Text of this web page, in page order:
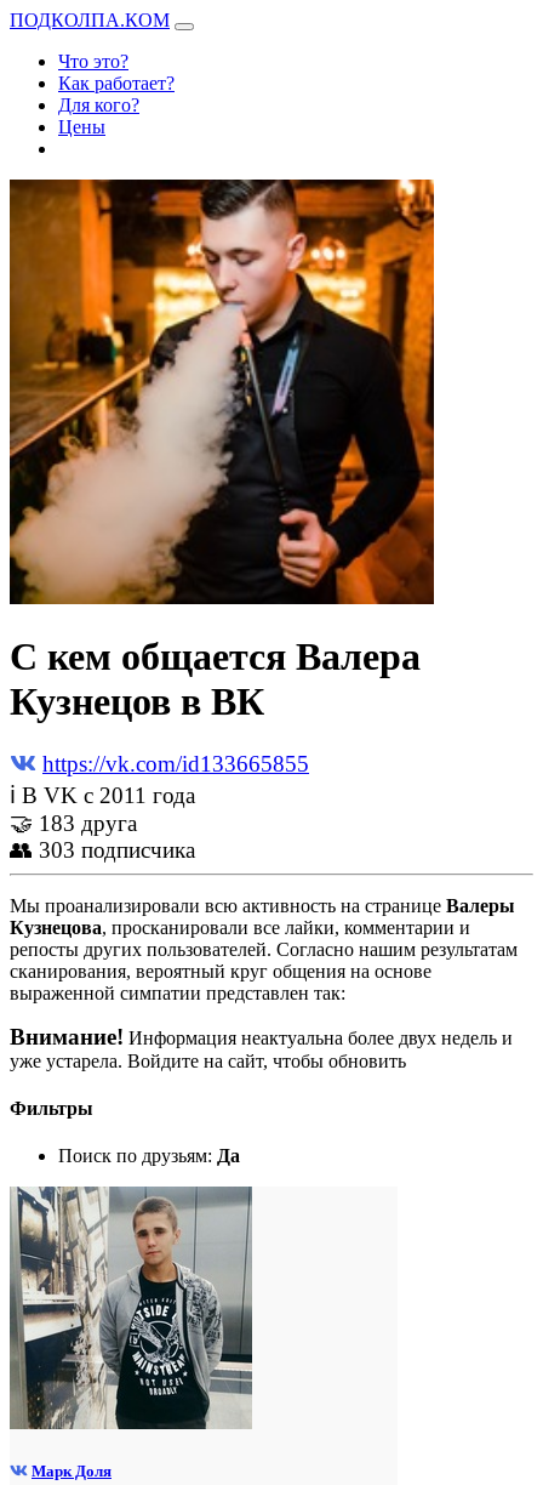
ПОДКОЛПА.КОМ
Что это?
Как работает?
Для кого?
Цены
С кем общается Валера
Кузнецов в ВК
https://vk.com/id133665855
ℹ В VK с 2011 года
🤝 183 друга
👥 303 подписчика
Мы проанализировали всю активность на странице Валеры
Кузнецова, просканировали все лайки, комментарии и
репосты других пользователей. Согласно нашим результатам
сканирования, вероятный круг общения на основе
выраженной симпатии представлен так:
Внимание! Информация неактуальна более двух недель и
уже устарела. Войдите на сайт, чтобы обновить
Фильтры
Поиск по друзьям: Да
Марк Доля